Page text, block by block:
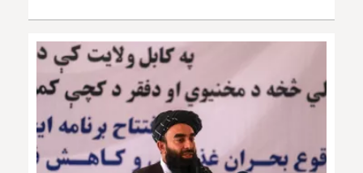
INSÓLITAS
MULTIMEDIA
IMPRESO